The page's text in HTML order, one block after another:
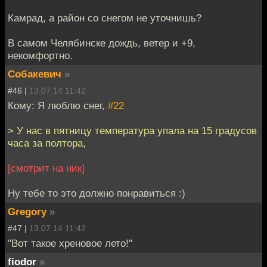
Камрад, а район со снегом не уточнишь?
В самом Челябинске дождь, ветер и +9,
некомфортно.
Собакевич »
#46 | 13.07.14 11:42
Кому: Я люблю снег, #22
> У нас в пятницу температура упала на 15 градусов
часа за полтора,
[смотрит на ник]
Ну тебе то это должно понравиться :)
Gregory »
#47 | 13.07.14 11:42
"Вот такое хреновое лето!"
fiodor »